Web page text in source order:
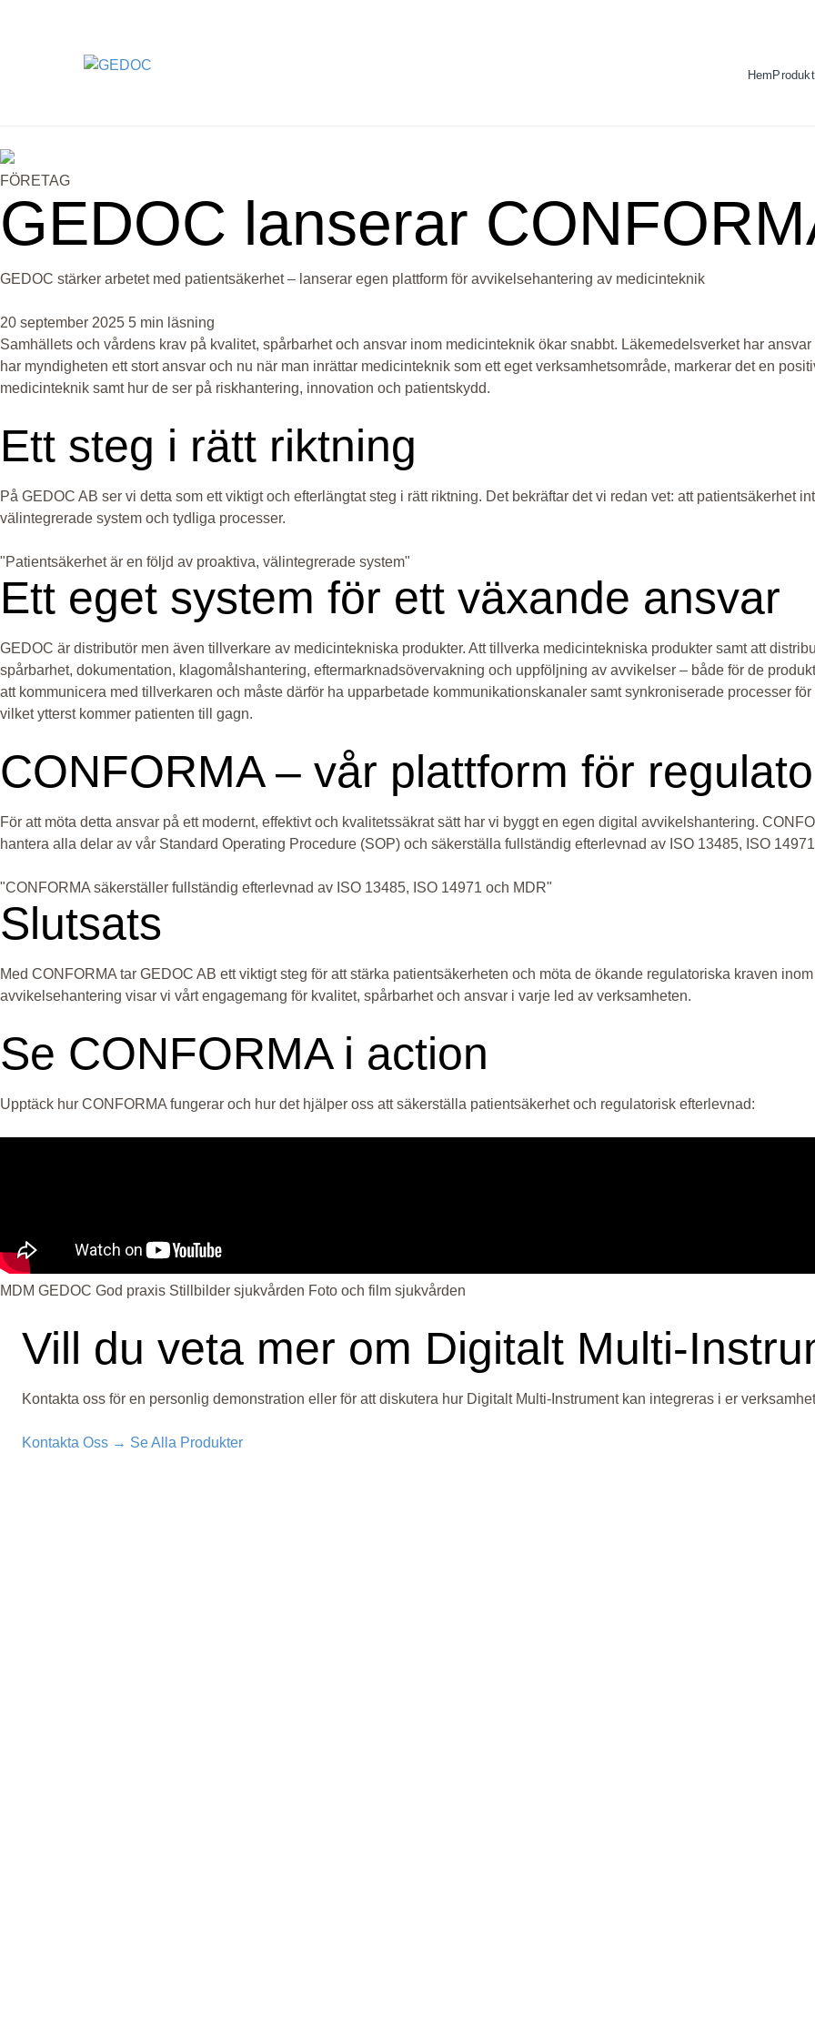
Hem
FÖRETAG
GEDOC lanserar
GEDOC stärker arbetet med patientsäkerhet – lanserar egen plattform för avvikelsehantering av medicinteknik
20 september 2025 5 min läsning
Samhällets och vårdens krav på kvalitet, spårbarhet och ansvar inom medicinteknik ökar snabbt. Läkemedelsverket har
har myndigheten ett stort ansvar och nu när man inrättar medicinteknik som ett eget verksamhetsområde, markerar det en
medicinteknik samt hur de ser på riskhantering, innovation och patientskydd.
Ett steg i rätt riktning
På GEDOC AB ser vi detta som ett viktigt och efterlängtat steg i rätt riktning. Det bekräftar det vi redan vet: att patientsäkerhet
välintegrerade system och tydliga processer.
"Patientsäkerhet är en följd av proaktiva, välintegrerade system"
Ett eget system för ett växande ansvar
GEDOC är distributör men även tillverkare av medicintekniska produkter. Att tillverka medicintekniska produkter samt att
spårbarhet, dokumentation, klagomålshantering, eftermarknadsövervakning och uppföljning av avvikelser – både för de
att kommunicera med tillverkaren och måste därför ha upparbetade kommunikationskanaler samt synkroniserade processer
vilket ytterst kommer patienten till gagn.
CONFORMA – vår plattform för
För att möta detta ansvar på ett modernt, effektivt och kvalitetssäkrat sätt har vi byggt en egen digital avvikelshantering.
hantera alla delar av vår Standard Operating Procedure (SOP) och säkerställa fullständig efterlevnad av ISO 13485, ISO
"CONFORMA säkerställer fullständig efterlevnad av ISO 13485, ISO 14971 och MDR"
Slutsats
Med CONFORMA tar GEDOC AB ett viktigt steg för att stärka patientsäkerheten och möta de ökande regulatoriska kraven
avvikelsehantering visar vi vårt engagemang för kvalitet, spårbarhet och ansvar i varje led av verksamheten.
Se CONFORMA i action
Upptäck hur CONFORMA fungerar och hur det hjälper oss att säkerställa patientsäkerhet och regulatorisk efterlevnad:
MDM GEDOC God praxis Stillbilder sjukvården Foto och film sjukvården
Vill du veta mer om Digitalt Multi-
Kontakta oss för en personlig demonstration eller för att diskutera hur Digitalt Multi-Instrument kan integreras i er
Kontakta Oss → Se Alla Produkter